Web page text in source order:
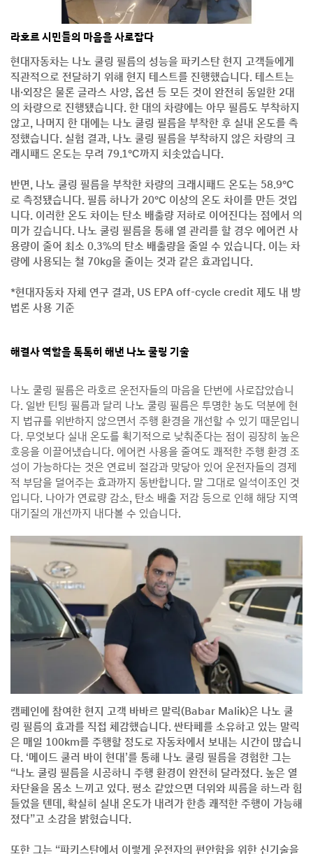
라호르 시민들의 마음을 사로잡다
현대자동차는 나노 쿨링 필름의 성능을 파키스탄 현지 고객들에게
직관적으로 전달하기 위해 현지 테스트를 진행했습니다. 테스트는
내·외장은 물론 글라스 사양, 옵션 등 모든 것이 완전히 동일한 2대
의 차량으로 진행됐습니다. 한 대의 차량에는 아무 필름도 부착하지
않고, 나머지 한 대에는 나노 쿨링 필름을 부착한 후 실내 온도를 측
정했습니다. 실험 결과, 나노 쿨링 필름을 부착하지 않은 차량의 크
래시패드 온도는 무려 79.1℃까지 치솟았습니다.
반면, 나노 쿨링 필름을 부착한 차량의 크래시패드 온도는 58.9℃
로 측정됐습니다. 필름 하나가 20℃ 이상의 온도 차이를 만든 것입
니다. 이러한 온도 차이는 탄소 배출량 저하로 이어진다는 점에서 의
미가 깊습니다. 나노 쿨링 필름을 통해 열 관리를 할 경우 에어컨 사
용량이 줄어 최소 0.3%의 탄소 배출량을 줄일 수 있습니다. 이는 차
량에 사용되는 철 70kg을 줄이는 것과 같은 효과입니다.
*현대자동차 자체 연구 결과, US EPA off-cycle credit 제도 내 방
법론 사용 기준
해결사 역할을 톡톡히 해낸 나노 쿨링 기술
나노 쿨링 필름은 라호르 운전자들의 마음을 단번에 사로잡았습니
다. 일반 틴팅 필름과 달리 나노 쿨링 필름은 투명한 농도 덕분에 현
지 법규를 위반하지 않으면서 주행 환경을 개선할 수 있기 때문입니
다. 무엇보다 실내 온도를 획기적으로 낮춰준다는 점이 굉장히 높은
호응을 이끌어냈습니다. 에어컨 사용을 줄여도 쾌적한 주행 환경 조
성이 가능하다는 것은 연료비 절감과 맞닿아 있어 운전자들의 경제
적 부담을 덜어주는 효과까지 동반합니다. 말 그대로 일석이조인 것
입니다. 나아가 연료량 감소, 탄소 배출 저감 등으로 인해 해당 지역
대기질의 개선까지 내다볼 수 있습니다.
캠페인에 참여한 현지 고객 바바르 말릭(Babar Malik)은 나노 쿨
링 필름의 효과를 직접 체감했습니다. 싼타페를 소유하고 있는 말릭
은 매일 100km를 주행할 정도로 자동차에서 보내는 시간이 많습니
다. ‘메이드 쿨러 바이 현대’를 통해 나노 쿨링 필름을 경험한 그는
“나노 쿨링 필름을 시공하니 주행 환경이 완전히 달라졌다. 높은 열
차단율을 몸소 느끼고 있다. 평소 같았으면 더위와 씨름을 하느라 힘
들었을 텐데, 확실히 실내 온도가 내려가 한층 쾌적한 주행이 가능해
졌다”고 소감을 밝혔습니다.
또한 그는 “파키스탄에서 이렇게 운전자의 편안함을 위한 신기술을